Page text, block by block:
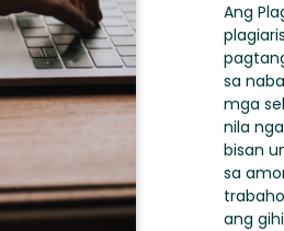
Ang
sa
mga
nila
bisan
sa
ang